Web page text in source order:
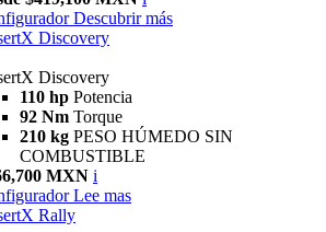
Descubrir más
Discovery
Discovery
110 hp Potencia
92 Nm Torque
210 kg PESO HÚMEDO SIN
COMBUSTIBLE
MXN i
Lee mas
Rally